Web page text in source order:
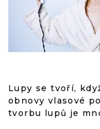
Lupy se tvoří,
obnovy vlasové
tvorbu lupů je